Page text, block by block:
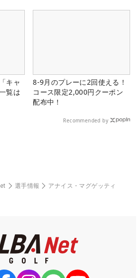
キャ
覧は
8-9月のプレーに2回使える！
コース限定2,000円クーポン
配布中！
Recommended by
選手情報 アナイス・マグゲッティ